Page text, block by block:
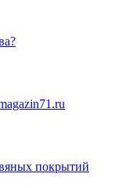
покрытий